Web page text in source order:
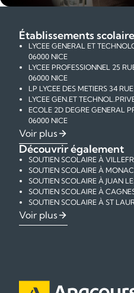
Établissements
LYCEE GENERAL ET
06000 NICE
LYCEE PROFESSIONNEL 25
06000 NICE
LP LYCEE DES METIERS 34
LYCEE GEN.ET
ECOLE 2D DEGRE GENERAL
06000 NICE
ECOLE 2D DEGRE GENERAL
06000 NICE
ECOLE TECHNOLOGIQUE
06000 NICE
ECOLE PROFESSIONNELLE
– 06000 NICE
ECOLE 2D DEGRE GENERAL
06000 NICE
ECOLE PROFESSIONNELLE
NICE
ECOLE 2ND DEGRE GENERAL
06000 NICE
Voir plus
Découvrir également
SOUTIEN SCOLAIRE À
SOUTIEN SCOLAIRE À
SOUTIEN SCOLAIRE À JUAN
SOUTIEN SCOLAIRE À
SOUTIEN SCOLAIRE À ST
SOUTIEN SCOLAIRE À LA
SOUTIEN SCOLAIRE À ANTIBES
COURS PARTICULIERS DE
COURS PARTICULIERS DE
Voir plus